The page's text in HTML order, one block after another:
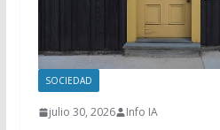
SOCIEDAD
julio 30, 2026 Info IA